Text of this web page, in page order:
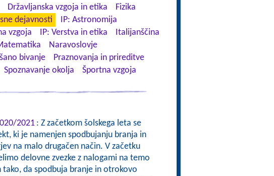
Državljanska vzgoja in etika
Fizika
dejavnosti
IP: Astronomija
vzgoja IP: Verstva in etika
Italijanščina
Naravoslovje
bivanje
Praznovanja in prireditve
Spoznavanje okolja
Športna vzgoja
2021 : Z začetkom šolskega leta se
ki je namenjen spodbujanju branja in
na malo drugačen način. V začetku
delovne zvezke z nalogami na temo
da spodbuja branje in otrokovo